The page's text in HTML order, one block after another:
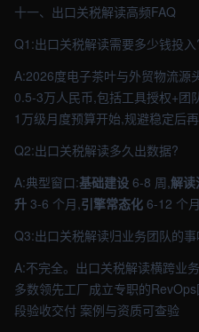
十一、出口关税解读高频FAQ
Q1:出口关税解读需要多少钱投入
A:2026度电子茶叶与外贸物流源
0.5-3万人民币,包括工具授权+团
1万级月度预算开始,规避稳定后
Q2:出口关税解读多久出数据?
A:典型窗口:基础建设 6-8 周,解读
升 3-6 个月,引擎常态化 6-12 个
Q3:出口关税解读归业务团队的事
A:不完全。出口关税解读横跨业
多数领先工厂成立专职的
段验收交付 案例与资质可查验